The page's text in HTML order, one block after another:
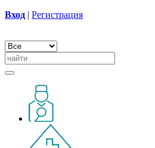
Вход | Регистрация